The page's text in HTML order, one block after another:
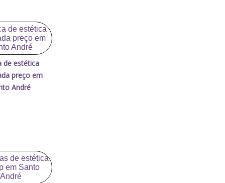
de estética
preço em
André